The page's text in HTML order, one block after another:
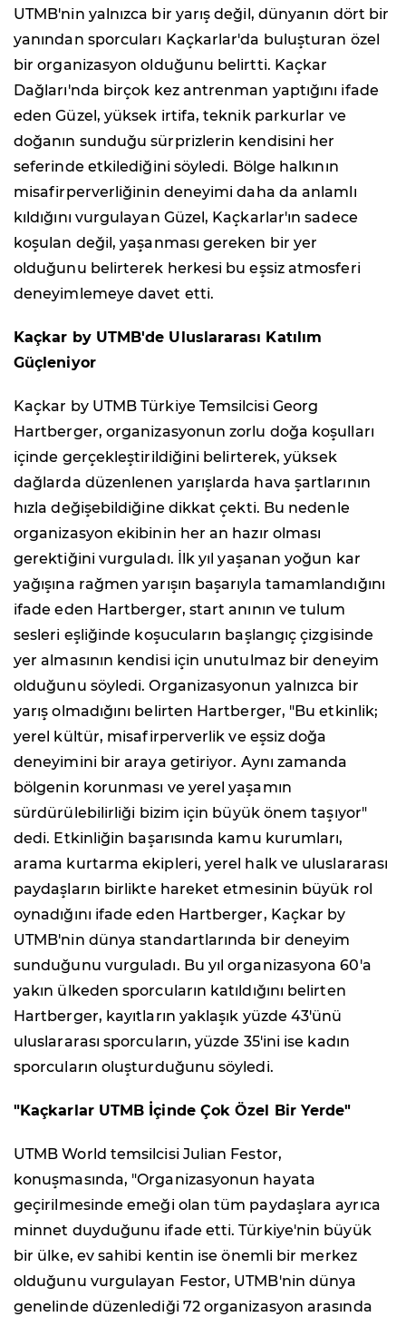
UTMB'nin yalnızca bir yarış değil, dünyanın dört bir
yanından sporcuları Kaçkarlar'da buluşturan özel
bir organizasyon olduğunu belirtti. Kaçkar
Dağları'nda birçok kez antrenman yaptığını ifade
eden Güzel, yüksek irtifa, teknik parkurlar ve
doğanın sunduğu sürprizlerin kendisini her
seferinde etkilediğini söyledi. Bölge halkının
misafirperverliğinin deneyimi daha da anlamlı
kıldığını vurgulayan Güzel, Kaçkarlar'ın sadece
koşulan değil, yaşanması gereken bir yer
olduğunu belirterek herkesi bu eşsiz atmosferi
deneyimlemeye davet etti.
Kaçkar by UTMB'de Uluslararası Katılım
Güçleniyor
Kaçkar by UTMB Türkiye Temsilcisi Georg
Hartberger, organizasyonun zorlu doğa koşulları
içinde gerçekleştirildiğini belirterek, yüksek
dağlarda düzenlenen yarışlarda hava şartlarının
hızla değişebildiğine dikkat çekti. Bu nedenle
organizasyon ekibinin her an hazır olması
gerektiğini vurguladı. İlk yıl yaşanan yoğun kar
yağışına rağmen yarışın başarıyla tamamlandığını
ifade eden Hartberger, start anının ve tulum
sesleri eşliğinde koşucuların başlangıç çizgisinde
yer almasının kendisi için unutulmaz bir deneyim
olduğunu söyledi. Organizasyonun yalnızca bir
yarış olmadığını belirten Hartberger, "Bu etkinlik;
yerel kültür, misafirperverlik ve eşsiz doğa
deneyimini bir araya getiriyor. Aynı zamanda
bölgenin korunması ve yerel yaşamın
sürdürülebilirliği bizim için büyük önem taşıyor"
dedi. Etkinliğin başarısında kamu kurumları,
arama kurtarma ekipleri, yerel halk ve uluslararası
paydaşların birlikte hareket etmesinin büyük rol
oynadığını ifade eden Hartberger, Kaçkar by
UTMB'nin dünya standartlarında bir deneyim
sunduğunu vurguladı. Bu yıl organizasyona 60'a
yakın ülkeden sporcuların katıldığını belirten
Hartberger, kayıtların yaklaşık yüzde 43'ünü
uluslararası sporcuların, yüzde 35'ini ise kadın
sporcuların oluşturduğunu söyledi.
"Kaçkarlar UTMB İçinde Çok Özel Bir Yerde"
UTMB World temsilcisi Julian Festor,
konuşmasında, "Organizasyonun hayata
geçirilmesinde emeği olan tüm paydaşlara ayrıca
minnet duyduğunu ifade etti. Türkiye'nin büyük
bir ülke, ev sahibi kentin ise önemli bir merkez
olduğunu vurgulayan Festor, UTMB'nin dünya
genelinde düzenlediği 72 organizasyon arasında